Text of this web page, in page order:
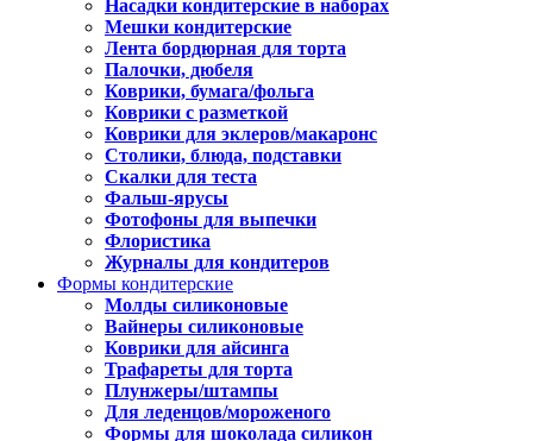
Насадки кондитерские в наборах
Мешки кондитерские
Лента бордюрная для торта
Палочки, дюбеля
Коврики, бумага/фольга
Коврики с разметкой
Коврики для эклеров/макаронс
Столики, блюда, подставки
Скалки для теста
Фальш-ярусы
Фотофоны для выпечки
Флористика
Журналы для кондитеров
Формы кондитерские
Молды силиконовые
Вайнеры силиконовые
Коврики для айсинга
Трафареты для торта
Плунжеры/штампы
Для леденцов/мороженого
Формы для шоколада силикон